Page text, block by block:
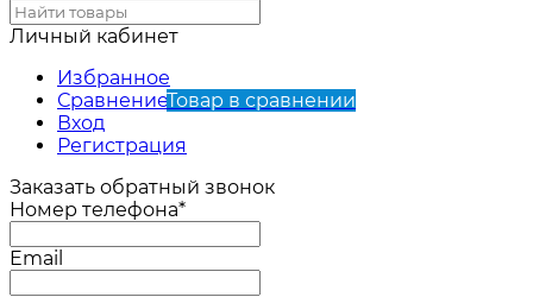
Личный кабинет
Избранное
СравнениеТовар в сравнении
Вход
Регистрация
Заказать обратный звонок
Номер телефона*
Email